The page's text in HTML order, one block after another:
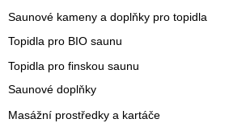
Saunové kameny a doplňky pro topidla
Topidla pro BIO saunu
Topidla pro finskou saunu
Saunové doplňky
Masážní prostředky a kartáče